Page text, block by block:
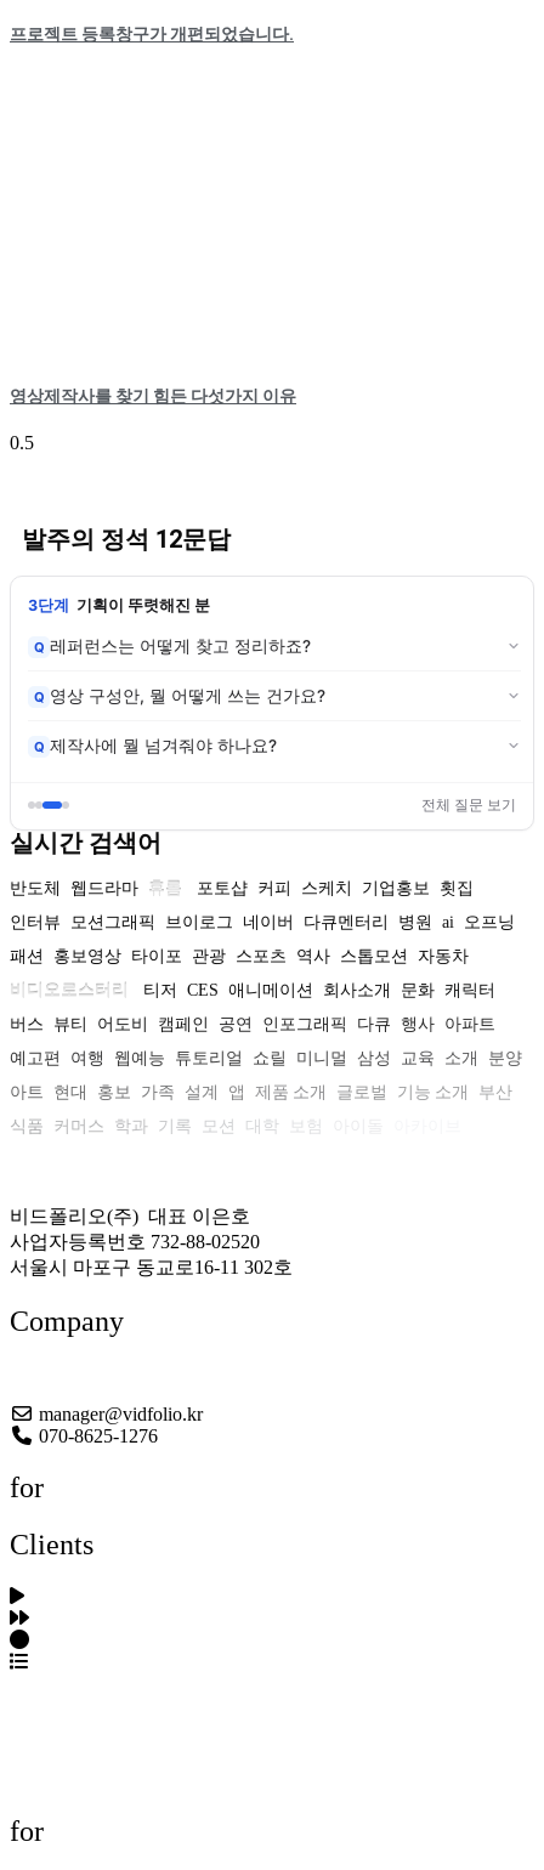
프로젝트 등록창구가 개편되었습니다.
영상제작사를 찾기 힘든 다섯가지 이유
발주의 정석 12문답
3단계 기획이 뚜렷해진 분
Q 레퍼런스는 어떻게 찾고 정리하죠?
Q 영상 구성안, 뭘 어떻게 쓰는 건가요?
Q 제작사에 뭘 넘겨줘야 하나요?
전체 질문 보기
실시간 검색어
반도체 웹드라마 휴롬 포토샵 커피 스케치 기업홍보
횟집
인터뷰
모션그래픽 브이로그 네이버 다큐멘터리 병원 ai 오프닝
패션
홍보영상 타이포 관광 스포츠 역사 스톱모션
자동차
비디오로스터리
티저 CES 애니메이션 회사소개 문화 캐릭터
버스
뷰티 어도비 캠페인 공연 인포그래픽 다큐 행사 아파트
예고편
여행 웹예능 튜토리얼 쇼릴 미니멀 삼성 교육 소개
분양
아트
현대 홍보 가족 설계 앱 제품 소개 글로벌 기능 소개
부산
식품
커머스 학과 기록 모션 대학 보험
비드폴리오(주) 대표 이은호
사업자등록번호 732-88-02520
서울시 마포구 동교로16-11 302호
Company
manager@vidfolio.kr
070-8625-1276
for
Clients
for